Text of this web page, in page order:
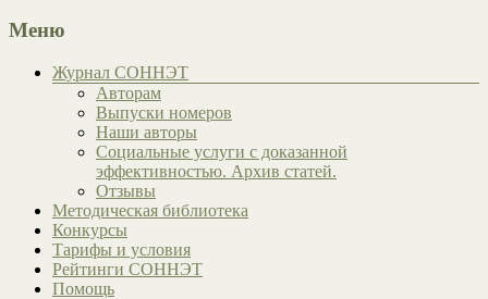
Меню
Журнал СОННЭТ
Авторам
Выпуски номеров
Наши авторы
Социальные услуги с доказанной
эффективностью. Архив статей.
Отзывы
Методическая библиотека
Конкурсы
Тарифы и условия
Рейтинги СОННЭТ
Помощь